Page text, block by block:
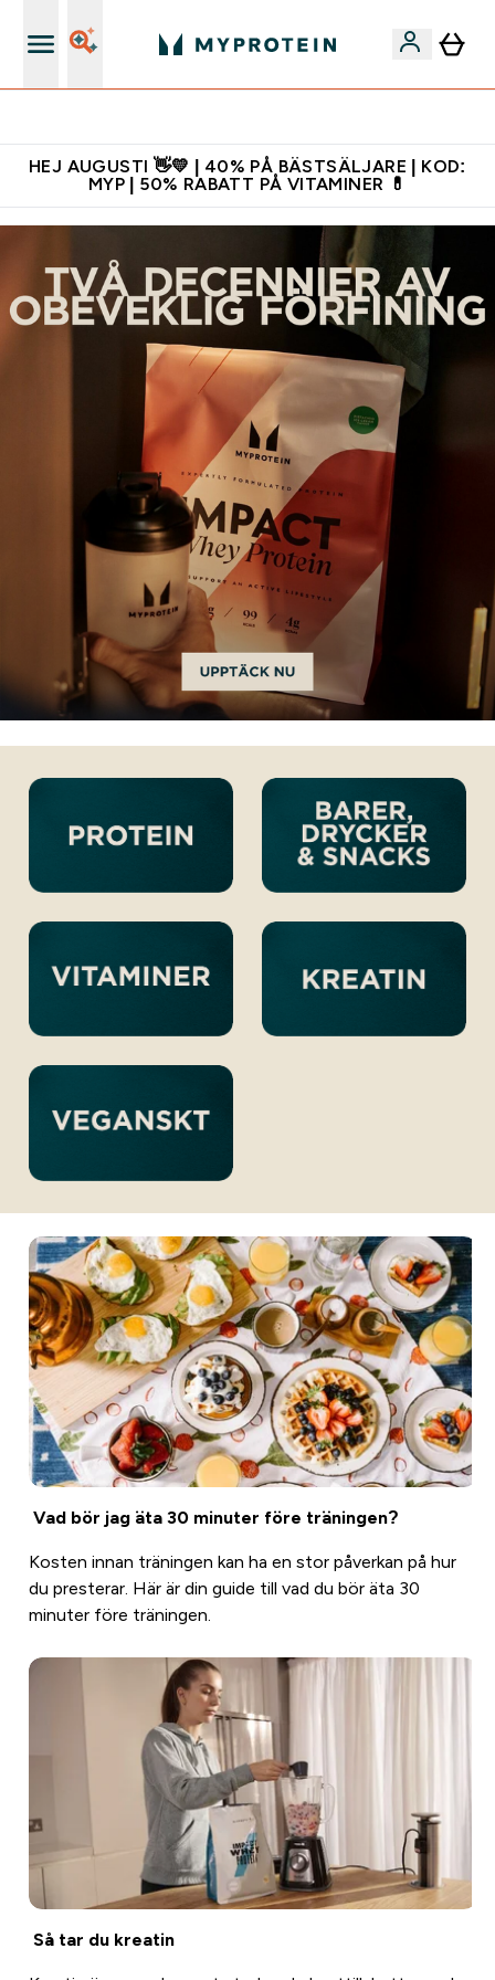
HEJ AUGUSTI 👋💛 | 40% PÅ BÄSTSÄLJARE | KOD:
MYP | 50% RABATT PÅ VITAMINER 💊
Vad bör jag äta 30 minuter före träningen?
Kosten innan träningen kan ha en stor påverkan på hur
du presterar. Här är din guide till vad du bör äta 30
minuter före träningen.
Så tar du kreatin